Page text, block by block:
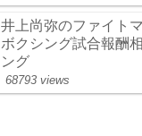
井上尚弥のファイト
ボクシング試合報酬
ング
68793 views